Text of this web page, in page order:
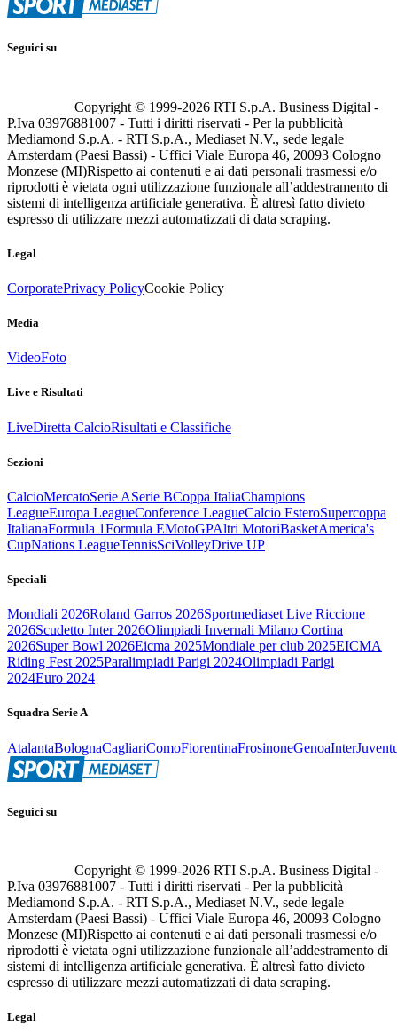
Seguici su
Copyright © 1999-2026 RTI S.p.A. Business Digital -
P.Iva 03976881007 - Tutti i diritti riservati - Per la pubblicità
Mediamond S.p.A. - RTI S.p.A., Mediaset N.V., sede legale
Amsterdam (Paesi Bassi) - Uffici Viale Europa 46, 20093 Cologno
Monzese (MI)Rispetto ai contenuti e ai dati personali trasmessi e/o
riprodotti è vietata ogni utilizzazione funzionale all’addestramento di
sistemi di intelligenza artificiale generativa. È altresì fatto divieto
espresso di utilizzare mezzi automatizzati di data scraping.
Legal
CorporatePrivacy PolicyCookie Policy
Media
VideoFoto
Live e Risultati
LiveDiretta CalcioRisultati e Classifiche
Sezioni
CalcioMercatoSerie ASerie BCoppa ItaliaChampions
LeagueEuropa LeagueConference LeagueCalcio EsteroSupercoppa
ItalianaFormula 1Formula EMotoGPAltri MotoriBasketAmerica's
CupNations LeagueTennisSciVolleyDrive UP
Speciali
Mondiali 2026Roland Garros 2026Sportmediaset Live Riccione
2026Scudetto Inter 2026Olimpiadi Invernali Milano Cortina
2026Super Bowl 2026Eicma 2025Mondiale per club 2025EICMA
Riding Fest 2025Paralimpiadi Parigi 2024Olimpiadi Parigi
2024Euro 2024
Squadra Serie A
AtalantaBolognaCagliariComoFiorentinaFrosinoneGenoaInter
Seguici su
Copyright © 1999-2026 RTI S.p.A. Business Digital -
P.Iva 03976881007 - Tutti i diritti riservati - Per la pubblicità
Mediamond S.p.A. - RTI S.p.A., Mediaset N.V., sede legale
Amsterdam (Paesi Bassi) - Uffici Viale Europa 46, 20093 Cologno
Monzese (MI)Rispetto ai contenuti e ai dati personali trasmessi e/o
riprodotti è vietata ogni utilizzazione funzionale all’addestramento di
sistemi di intelligenza artificiale generativa. È altresì fatto divieto
espresso di utilizzare mezzi automatizzati di data scraping.
Legal